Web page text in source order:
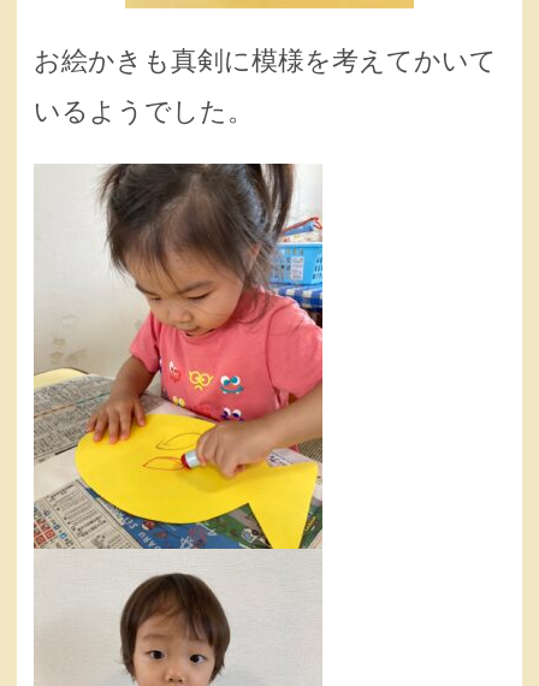
お絵かきも真剣に模様を考えてかいて
いるようでした。